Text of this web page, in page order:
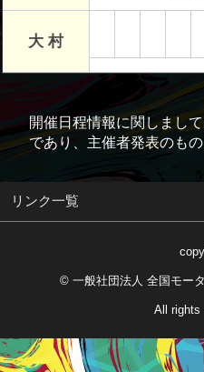
大 村
開催日程情報に関しまし
であり、主催者発表のも
リンク一覧
© 一般社団法人 全国モー
All rights